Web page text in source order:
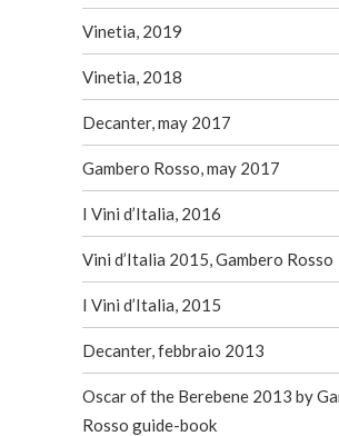
Vinetia, 2019
Vinetia, 2018
Decanter, may 2017
Gambero Rosso, may 2017
I Vini d’Italia, 2016
Vini d’Italia 2015, Gambero Rosso
I Vini d’Italia, 2015
Decanter, febbraio 2013
Oscar of the Berebene 2013 by
Rosso guide-book